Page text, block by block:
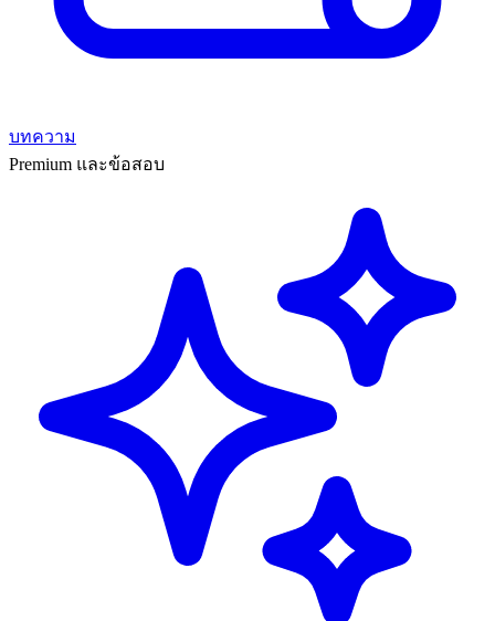
บทความ
Premium และข้อสอบ